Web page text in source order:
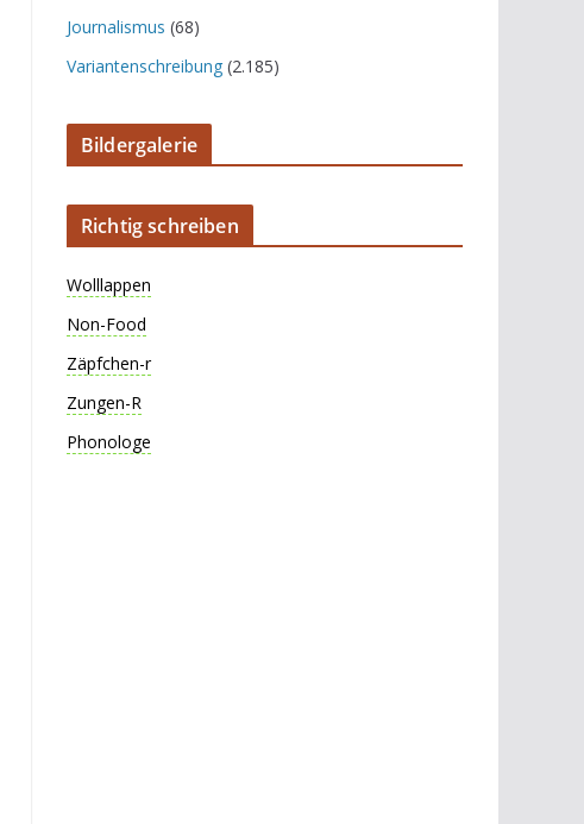
Journalismus (68)
Variantenschreibung (2.185)
Bildergalerie
Richtig schreiben
Wolllappen
Non-Food
Zäpfchen-r
Zungen-R
Phonologe